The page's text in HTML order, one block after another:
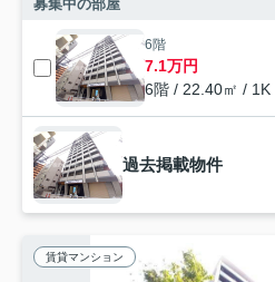
募集中の部屋
6階
7.1万円
6階 / 22.40㎡ / 1K
過去掲載物件
賃貸マンション